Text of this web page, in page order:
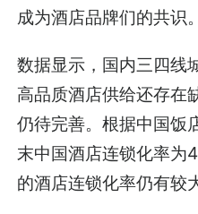
成为酒店品牌们的共识。
数据显示，国内三四线
高品质酒店供给还存在
仍待完善。根据中国饭
末中国酒店连锁化率为
的酒店连锁化率仍有较